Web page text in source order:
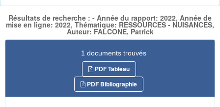
Résultats de recherche : - Année du rapport: 2022, Année de
mise en ligne: 2022, Thématique: RESSOURCES - NUISANCES,
Auteur: FALCONE, Patrick
1 documents trouvés
PDF Tableau
PDF Bibliographie